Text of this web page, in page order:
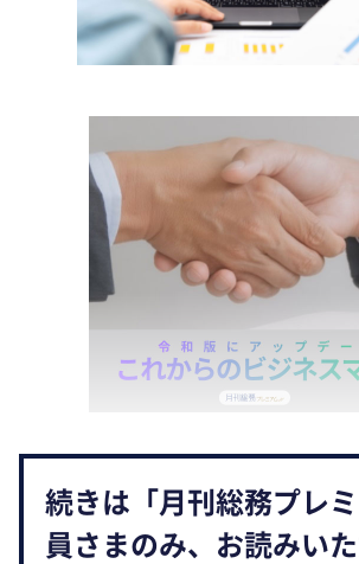
続きは「月刊総務プレ
員さまのみ、お読みい